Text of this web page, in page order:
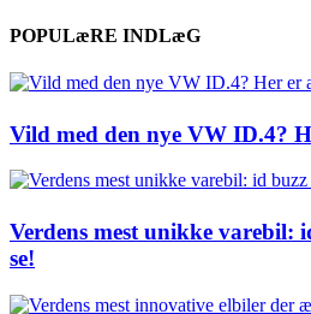
POPULæRE INDLæG
Vild med den nye VW ID.4?
Verdens mest unikke varebil:
se!